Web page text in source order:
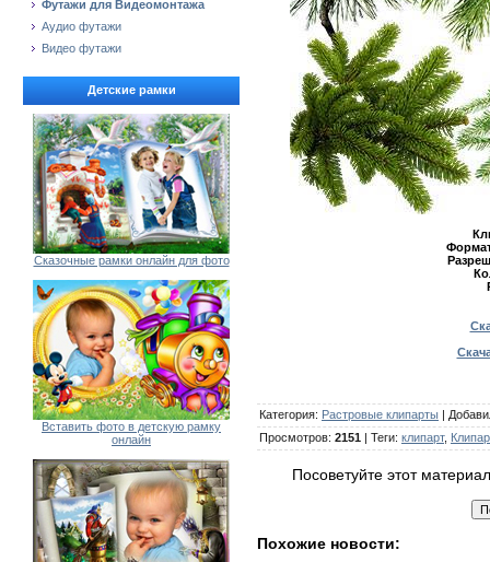
Футажи для Видеомонтажа
Аудио футажи
Видео футажи
Детские рамки
Сказочные рамки онлайн для фото
Вставить фото в детскую рамку
онлайн
Категория: Растровые клипарты |
Просмотров: 2151 | Теги: клипарт,
Посоветуйте этот
Похожие новости: